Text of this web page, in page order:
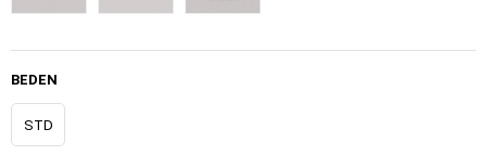
BEDEN
STD